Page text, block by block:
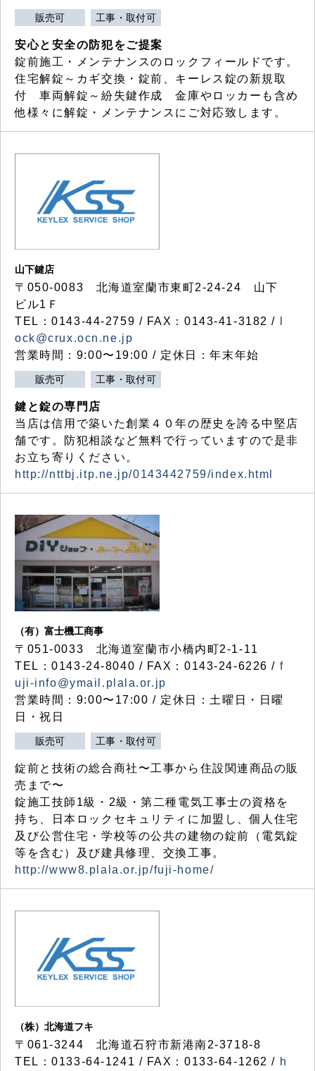
販売可 工事・取付可
安心と安全の防犯をご提案
錠前施工・メンテナンスのロックフィールドです。
住宅解錠～カギ交換・錠前、キーレス錠の新規取
付 車両解錠～紛失鍵作成 金庫やロッカーも含め
他様々に解錠・メンテナンスにご対応致します。
山下鍵店
〒050-0083 北海道室蘭市東町2-24-24 山下
ビル1Ｆ
TEL：0143-44-2759 / FAX：0143-41-3182 /
ock@crux.ocn.ne.jp
営業時間：9:00〜19:00 / 定休日：年末年始
販売可 工事・取付可
鍵と錠の専門店
当店は信用で築いた創業４０年の歴史を誇る中堅店
舗です。防犯相談など無料で行っていますので是非
お立ち寄りください。
http://nttbj.itp.ne.jp/0143442759/index.html
（有）富士機工商事
〒051-0033 北海道室蘭市小橋内町2-1-11
TEL：0143-24-8040 / FAX：0143-24-6226 / f
uji-info@ymail.plala.or.jp
営業時間：9:00〜17:00 / 定休日：土曜日・日曜
日・祝日
販売可 工事・取付可
錠前と技術の総合商社〜工事から住設関連商品の販
売まで〜
錠施工技師1級・2級・第二種電気工事士の資格を
持ち、日本ロックセキュリティに加盟し、個人住宅
及び公営住宅・学校等の公共の建物の錠前（電気錠
等を含む）及び建具修理、交換工事。
http://www8.plala.or.jp/fuji-home/
（株）北海道フキ
〒061-3244 北海道石狩市新港南2-3718-8
TEL：0133-64-1241 / FAX：0133-64-1262 / h